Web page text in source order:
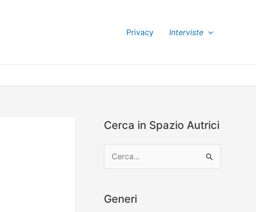
Privacy Interviste
Cerca in Spazio Autrici
e
c
Generi